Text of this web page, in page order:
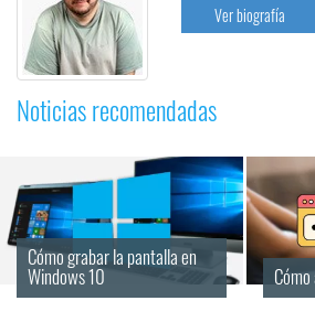
Ver biografía
Noticias recomendadas
Cómo grabar la pantalla en
Windows 10